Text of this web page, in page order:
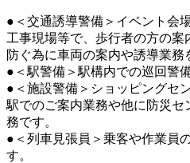
●＜交通誘導警備＞イベント会
工事現場等で、歩行者の方の
防ぐ為に車両の案内や誘導業務
●＜駅警備＞駅構内での巡回警
●＜施設警備＞ショッピングセ
駅でのご案内業務や他に防災
務です。
●＜列車見張員＞乗客や作業員
す。